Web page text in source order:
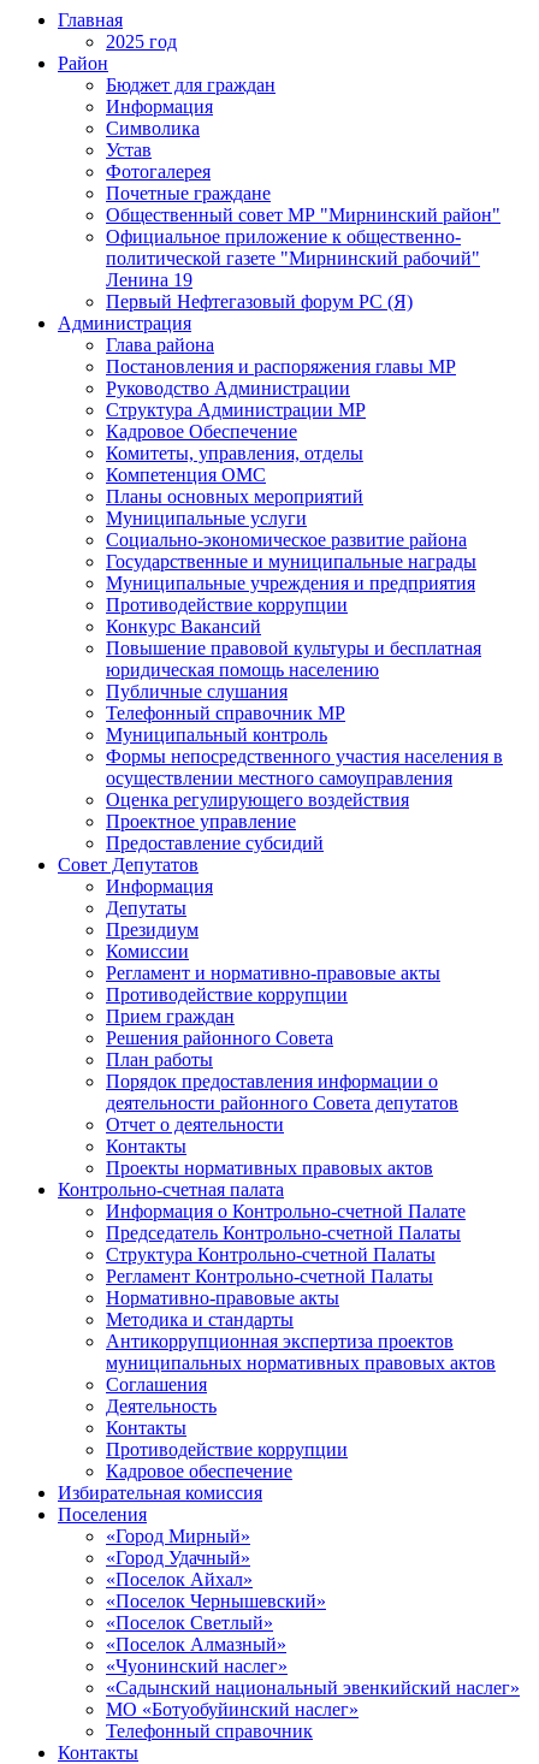
Главная
2025 год
Район
Бюджет для граждан
Информация
Символика
Устав
Фотогалерея
Почетные граждане
Общественный совет МР "Мирнинский район"
Официальное приложение к общественно-
политической газете "Мирнинский рабочий"
Ленина 19
Первый Нефтегазовый форум РС (Я)
Администрация
Глава района
Постановления и распоряжения главы МР
Руководство Администрации
Структура Администрации МР
Кадровое Обеспечение
Комитеты, управления, отделы
Компетенция ОМС
Планы основных мероприятий
Муниципальные услуги
Социально-экономическое развитие района
Государственные и муниципальные награды
Муниципальные учреждения и предприятия
Противодействие коррупции
Конкурс Вакансий
Повышение правовой культуры и бесплатная
юридическая помощь населению
Публичные слушания
Телефонный справочник МР
Муниципальный контроль
Формы непосредственного участия населения в
осуществлении местного самоуправления
Оценка регулирующего воздействия
Проектное управление
Предоставление субсидий
Совет Депутатов
Информация
Депутаты
Президиум
Комиссии
Регламент и нормативно-правовые акты
Противодействие коррупции
Прием граждан
Решения районного Совета
План работы
Порядок предоставления информации о
деятельности районного Совета депутатов
Отчет о деятельности
Контакты
Проекты нормативных правовых актов
Контрольно-счетная палата
Информация о Контрольно-счетной Палате
Председатель Контрольно-счетной Палаты
Структура Контрольно-счетной Палаты
Регламент Контрольно-счетной Палаты
Нормативно-правовые акты
Методика и стандарты
Антикоррупционная экспертиза проектов
муниципальных нормативных правовых актов
Соглашения
Деятельность
Контакты
Противодействие коррупции
Кадровое обеспечение
Избирательная комиссия
Поселения
«Город Мирный»
«Город Удачный»
«Поселок Айхал»
«Поселок Чернышевский»
«Поселок Светлый»
«Поселок Алмазный»
«Чуонинский наслег»
«Садынский национальный эвенкийский наслег»
МО «Ботуобуйинский наслег»
Телефонный справочник
Контакты